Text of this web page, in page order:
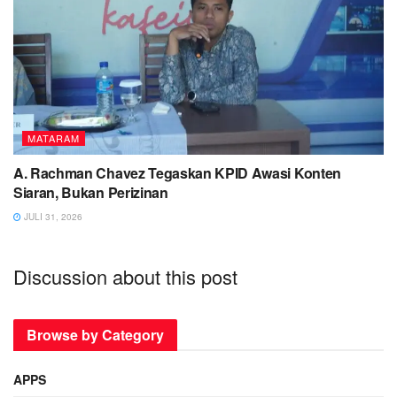
MATARAM
A. Rachman Chavez Tegaskan KPID Awasi Konten
Siaran, Bukan Perizinan
JULI 31, 2026
Discussion about this post
Browse by Category
APPS